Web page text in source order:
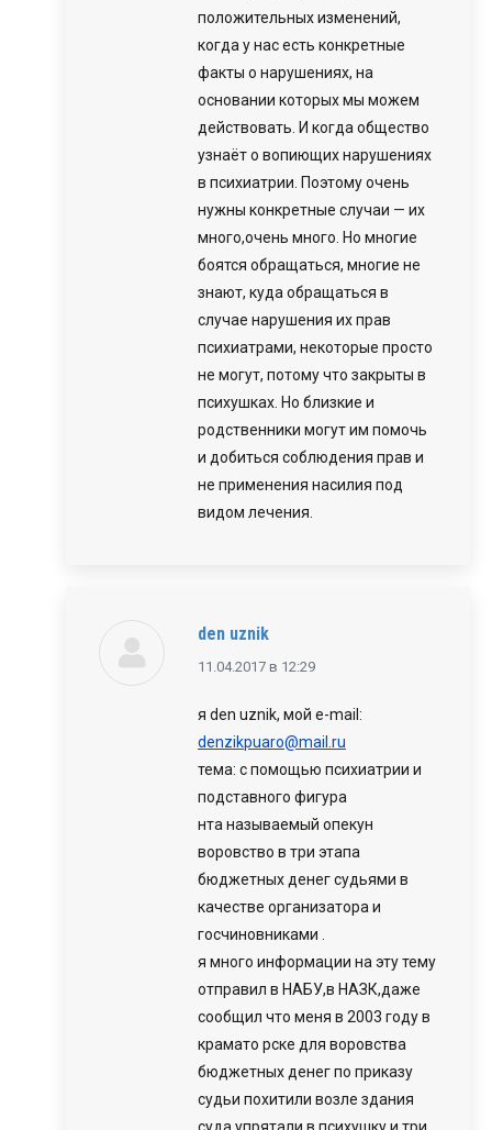
положительных изменений,
когда у нас есть конкретные
факты о нарушениях, на
основании которых мы можем
действовать. И когда общество
узнаёт о вопиющих нарушениях
в психиатрии. Поэтому очень
нужны конкретные случаи — их
много,очень много. Но многие
боятся обращаться, многие не
знают, куда обращаться в
случае нарушения их прав
психиатрами, некоторые просто
не могут, потому что закрыты в
психушках. Но близкие и
родственники могут им помочь
и добиться соблюдения прав и
не применения насилия под
видом лечения.
den uznik
говорит:
11.04.2017 в 12:29
я den uznik, мой e-mail:
denzikpuaro@mail.ru
тема: с помощью психиатрии и
подставного фигура
нта называемый опекун
воровство в три этапа
бюджетных денег судьями в
качестве организатора и
госчиновниками .
я много информации на эту тему
отправил в НАБУ,в НАЗК,даже
сообщил что меня в 2003 году в
крамато рске для воровства
бюджетных денег по приказу
судьи похитили возле здания
суда,упрятали в психушку и три